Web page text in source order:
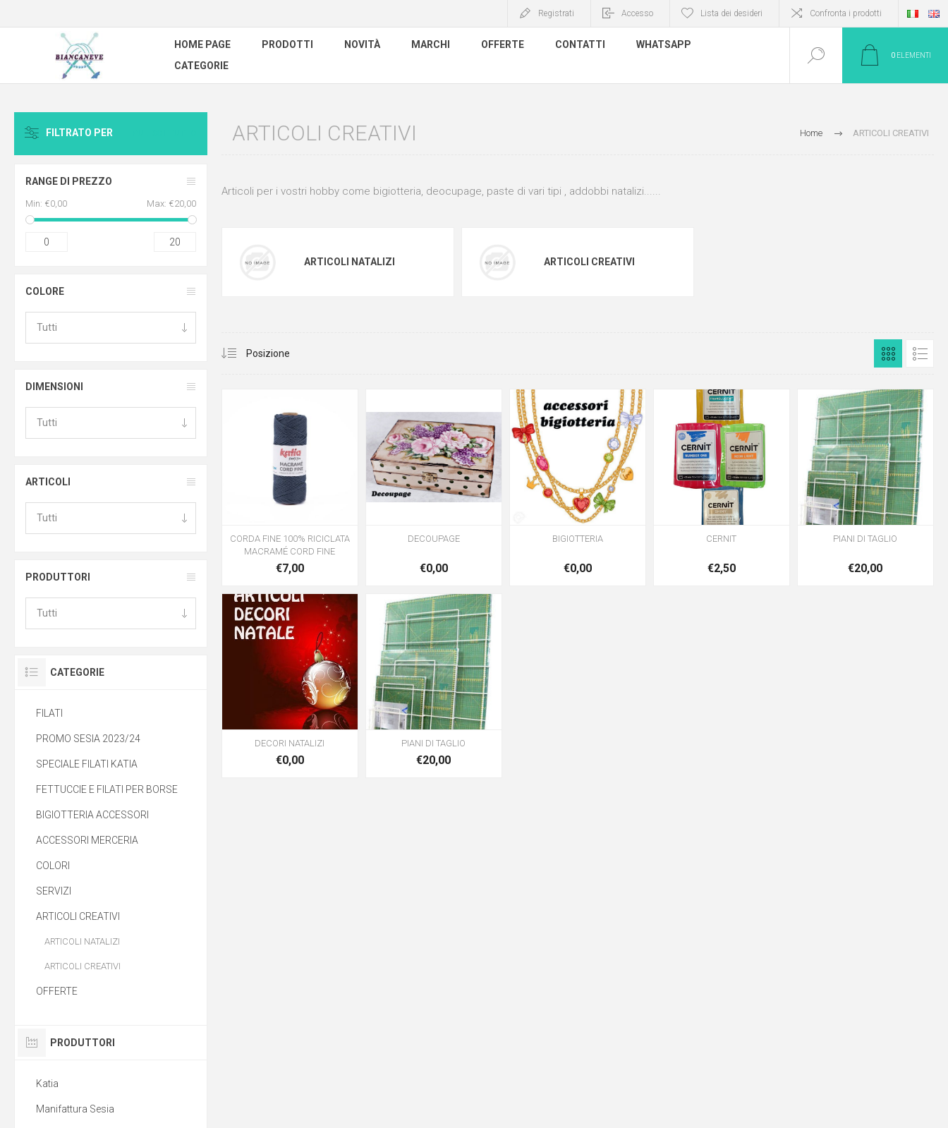
Registrati Accesso Lista dei desideri Confronta i prodotti
HOME PAGE PRODOTTI NOVITÀ MARCHI OFFERTE CONTATTI
WHATSAPP
CATEGORIE
0 ELEMENTI
Home ARTICOLI CREATIVI
ARTICOLI CREATIVI
Articoli per i vostri hobby come bigiotteria, deocupage, paste di vari tipi , addobbi natalizi......
ARTICOLI NATALIZI ARTICOLI CREATIVI
CORDA FINE 100% RICICLATA
MACRAMÉ CORD FINE
€7,00
DECOUPAGE
€0,00
BIGIOTTERIA
€0,00
CERNIT
€2,50
PIANI DI TAGLIO
€20,00
DECORI NATALIZI
€0,00
PIANI DI TAGLIO
€20,00
FILTRATO PER
RANGE DI PREZZO
Min: €0,00 Max: €20,00
0 20
COLORE
DIMENSIONI
ARTICOLI
PRODUTTORI
CATEGORIE
FILATI
PROMO SESIA 2023/24
SPECIALE FILATI KATIA
FETTUCCIE E FILATI PER BORSE
BIGIOTTERIA ACCESSORI
ACCESSORI MERCERIA
COLORI
SERVIZI
ARTICOLI CREATIVI
ARTICOLI NATALIZI
ARTICOLI CREATIVI
OFFERTE
PRODUTTORI
Katia
Manifattura Sesia